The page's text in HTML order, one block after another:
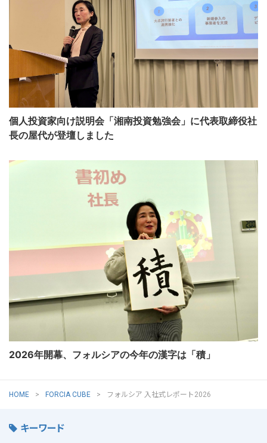
個人投資家向け説明会「湘南投資勉強会」に代表取締役社
長の屋代が登壇しました
2026年開幕、フォルシアの今年の漢字は「積」
HOME FORCIA CUBE フォルシア 入社式レポート2026
キーワード